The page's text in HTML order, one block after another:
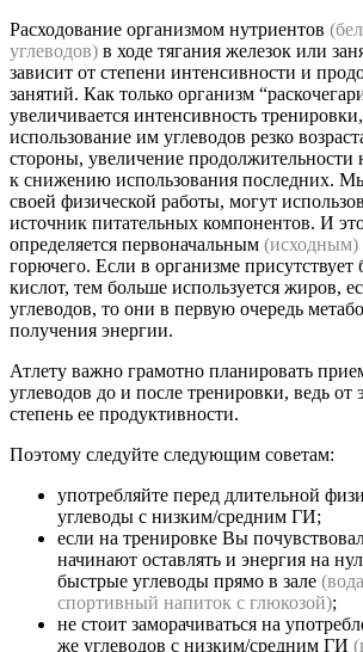
Расходование организмом нутриентов
углеводов) в ходе тягания железок или
зависит от степени интенсивности и
занятий. Как только организм
увеличивается интенсивность
использование им углеводов резко
стороны, увеличение продолжительности
к снижению использования последних.
своей физической работы, могут
источник питательных компонентов. И
определяется первоначальным (исходным)
горючего. Если в организме
кислот, тем больше используется жиров,
углеводов, то они в первую очередь
получения энергии.
Атлету важно грамотно планировать
углеводов до и после тренировки, ведь от
степень ее продуктивности.
Поэтому следуйте следующим советам:
употребляйте перед длительной
углеводы с низким/средним ГИ;
если на тренировке Вы
начинают оставлять и энергия на
быстрые углеводы прямо в зале
спортивный напиток с глюкозой);
не стоит заморачиваться на
же углеводов с низким/средним ГИ